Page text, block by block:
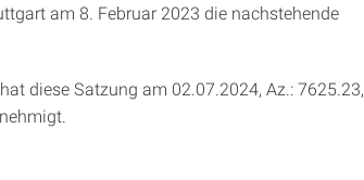
am 8. Februar 2023 die nachstehende
diese Satzung am 02.07.2024, Az.: 7625.23,